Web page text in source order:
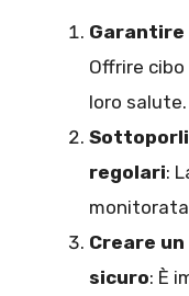
Garantire
Offrire
loro salute.
regolari:
Creare
sicuro: È